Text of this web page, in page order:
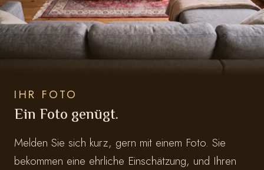
IHR FOTO
Ein Foto genügt.
Melden Sie sich kurz, gern mit einem Foto. Sie
bekommen eine ehrliche Einschätzung, und Ihren